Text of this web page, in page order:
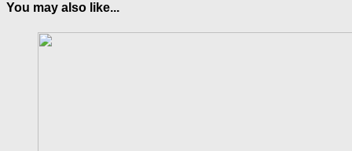
You may also like...